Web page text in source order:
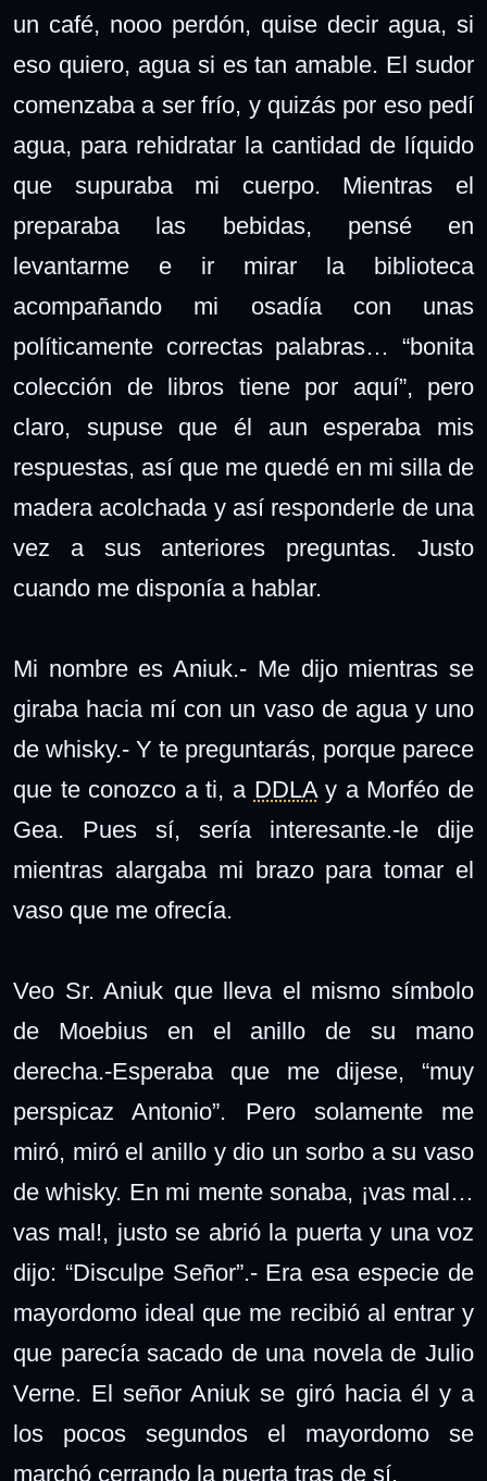
un café, nooo perdón, quise decir agua, si
eso quiero, agua si es tan amable. El sudor
comenzaba a ser frío, y quizás por eso pedí
agua, para rehidratar la cantidad de líquido
que supuraba mi cuerpo. Mientras el
preparaba las bebidas, pensé en
levantarme e ir mirar la biblioteca
acompañando mi osadía con unas
políticamente correctas palabras… “bonita
colección de libros tiene por aquí”, pero
claro, supuse que él aun esperaba mis
respuestas, así que me quedé en mi silla de
madera acolchada y así responderle de una
vez a sus anteriores preguntas. Justo
cuando me disponía a hablar.
Mi nombre es Aniuk.- Me dijo mientras se
giraba hacia mí con un vaso de agua y uno
de whisky.- Y te preguntarás, porque parece
que te conozco a ti, a DDLAy a Morféo de
Gea. Pues sí, sería interesante.-le dije
mientras alargaba mi brazo para tomar el
vaso que me ofrecía.
Veo Sr. Aniuk que lleva el mismo símbolo
de Moebius en el anillo de su mano
derecha.-Esperaba que me dijese, “muy
perspicaz Antonio”. Pero solamente me
miró, miró el anillo y dio un sorbo a su vaso
de whisky. En mi mente sonaba, ¡vas mal…
vas mal!, justo se abrió la puerta y una voz
dijo: “Disculpe Señor”.- Era esa especie de
mayordomo ideal que me recibió al entrar y
que parecía sacado de una novela de Julio
Verne. El señor Aniuk se giró hacia él y a
los pocos segundos el mayordomo se
marchó cerrando la puerta tras de sí.